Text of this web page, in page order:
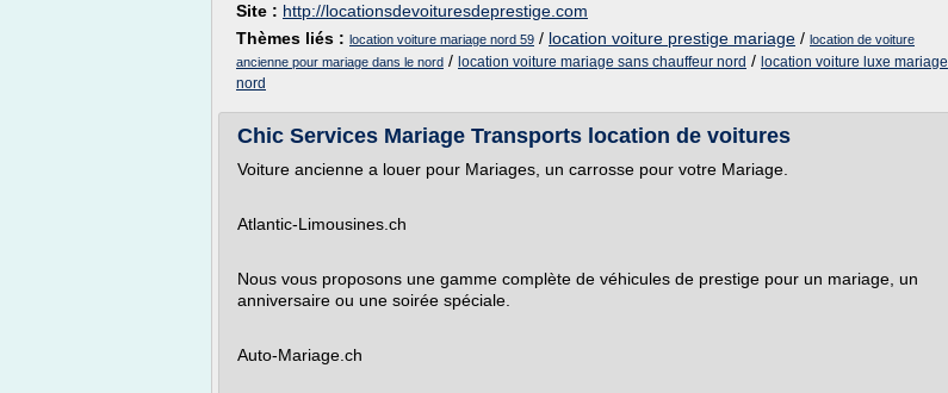
Site : http://locationsdevoituresdeprestige.com
Thèmes liés : location voiture mariage nord 59 / location voiture prestige mariage / location de voiture
ancienne pour mariage dans le nord / location voiture mariage sans chauffeur nord / location voiture luxe mariage
nord
Chic Services Mariage Transports location de voitures
Voiture ancienne a louer pour Mariages, un carrosse pour votre Mariage.
Atlantic-Limousines.ch
Nous vous proposons une gamme complète de véhicules de prestige pour un mariage, un
anniversaire ou une soirée spéciale.
Auto-Mariage.ch